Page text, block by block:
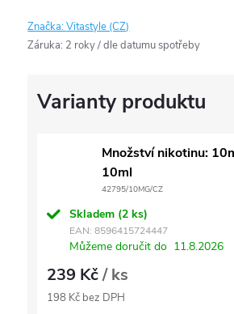
Značka:Vitastyle (CZ)
Záruka: 2 roky / dle datumu spotřeby
Množství nikotinu:
10ml
42795/10MG/CZ
Skladem (2 ks)
EAN: 8596415724447
Můžeme doručit do 11.8.2026
239 Kč/ ks
198 Kč bez DPH